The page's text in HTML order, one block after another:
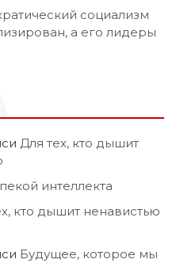
социализм
а его лидеры
Для тех, кто дышит
интеллекта
кто дышит ненавистью
Будущее, которое мы